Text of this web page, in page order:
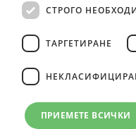
Всички услуги на JobTiger
СТРОГО
ТАРГЕТИРАНЕ
ПРИЕМЕТЕ ВСИЧКИ